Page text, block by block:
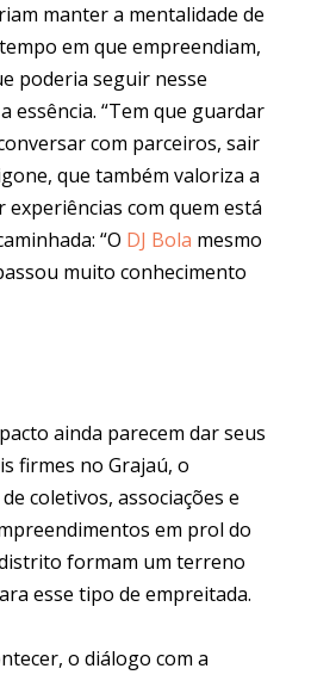
manter a mentalidade de
em que empreendiam,
poderia seguir nesse
essência. “Tem que guardar
com parceiros, sair
que também valoriza a
com quem está
“O DJ Bola mesmo
muito conhecimento
ainda parecem dar seus
firmes no Grajaú, o
coletivos, associações e
em prol do
formam um terreno
esse tipo de empreitada.
o diálogo com a